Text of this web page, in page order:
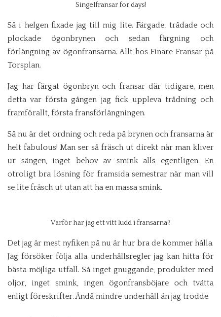
Singelfransar for days!
Så i helgen fixade jag till mig lite. Färgade, trådade och
plockade ögonbrynen och sedan färgning och
förlängning av ögonfransarna. Allt hos Finare Fransar på
Torsplan.
Jag har färgat ögonbryn och fransar där tidigare, men
detta var första gången jag fick uppleva trådning och
framförallt, första fransförlängningen.
Så nu är det ordning och reda på brynen och fransarna är
helt fabulous! Man ser så fräsch ut direkt när man kliver
ur sängen, inget behov av smink alls egentligen. En
otroligt bra lösning för framsida semestrar när man vill
se lite fräsch ut utan att ha en massa smink.
Varför har jag ett vitt ludd i fransarna?
Det jag är mest nyfiken på nu är hur bra de kommer hålla.
Jag försöker följa alla underhållsregler jag kan hitta för
bästa möjliga utfall. Så inget gnuggande, produkter med
oljor, inget smink, ingen ögonfransböjare och tvätta
enligt föreskrifter. Ändå mindre underhåll än jag trodde.